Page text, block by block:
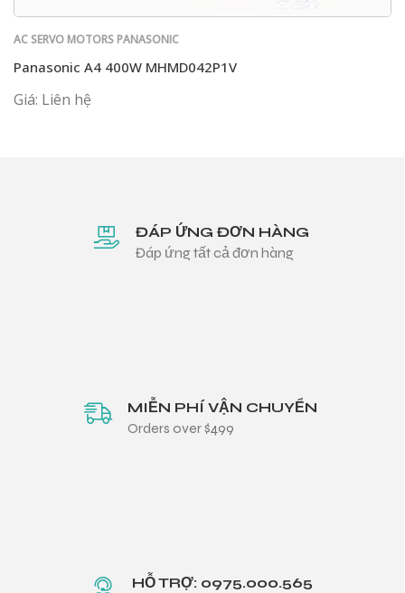
AC SERVO MOTORS PANASONIC
Panasonic A4 400W MHMD042P1V
Giá: Liên hệ
ĐÁP ỨNG ĐƠN HÀNG
Đáp ứng tất cả đơn hàng
MIỄN PHÍ VẬN CHUYỂN
Orders over $499
HỖ TRỢ: 0975.000.565